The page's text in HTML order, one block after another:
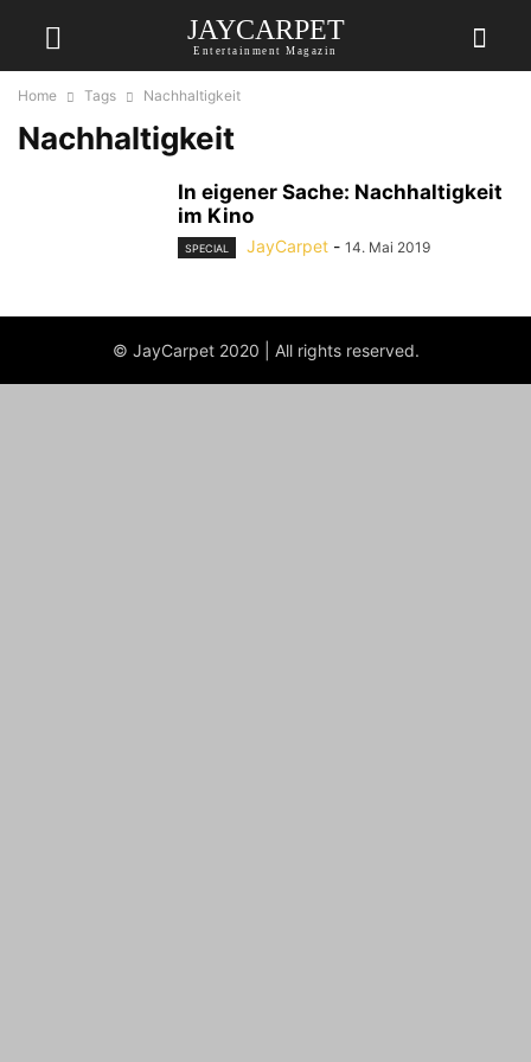
JAYCARPET
Entertainment Magazin
Home Tags Nachhaltigkeit
Nachhaltigkeit
In eigener Sache: Nachhaltigkeit
im Kino
SPECIAL JayCarpet - 14. Mai 2019
© JayCarpet 2020 | All rights reserved.